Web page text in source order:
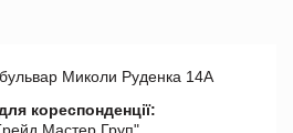
Миколи Руденка 14А
кореспонденції:
Мастер Груп"